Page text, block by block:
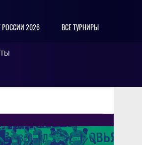
РОССИИ 2026 ВСЕ ТУРНИРЫ